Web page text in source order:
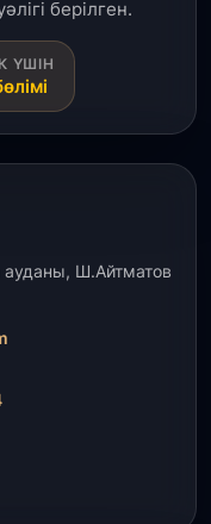
берілген.
ҮШІН
ауданы, Ш.Айтматов